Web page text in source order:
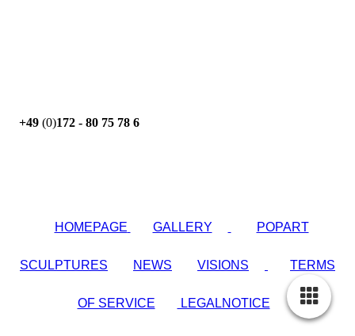
+49 (0)172 - 80 75 78 6
HOMEPAGE GALLERY POPART
SCULPTURES NEWS VISIONS TERMS
OF SERVICE LEGALNOTICE